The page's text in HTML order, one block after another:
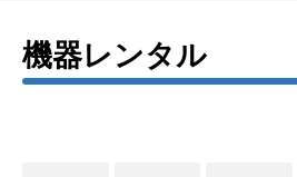
機器レンタル